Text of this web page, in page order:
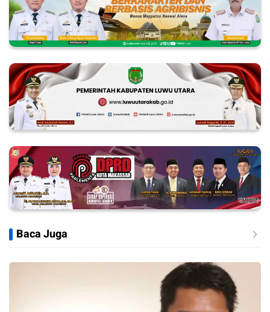
Baca Juga